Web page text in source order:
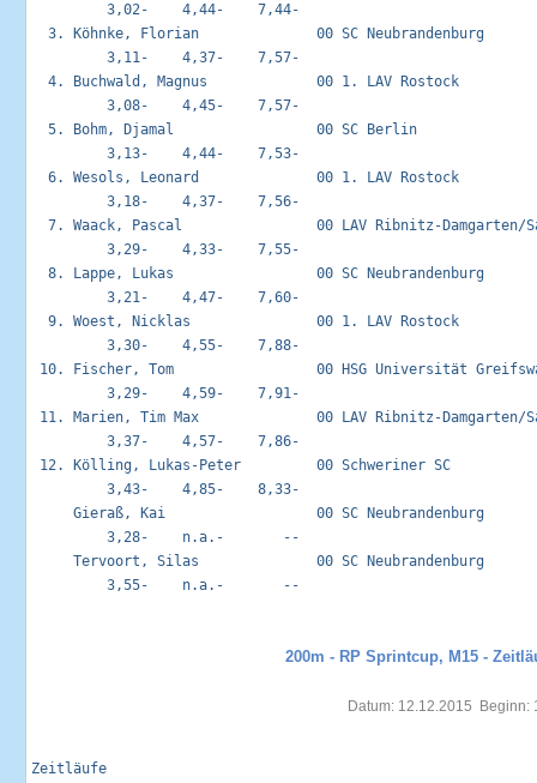
         3,02-    4,44-    7,44-
3. Köhnke, Florian              00 SC Neubrandenburg
         3,11-    4,37-    7,57-
4. Buchwald, Magnus             00 1. LAV Rostock
         3,08-    4,45-    7,57-
5. Bohm, Djamal                 00 SC Berlin
         3,13-    4,44-    7,53-
6. Wesols, Leonard              00 1. LAV Rostock
         3,18-    4,37-    7,56-
7. Waack, Pascal                00 LAV Ribnitz-Damgarten/
         3,29-    4,33-    7,55-
8. Lappe, Lukas                 00 SC Neubrandenburg
         3,21-    4,47-    7,60-
9. Woest, Nicklas               00 1. LAV Rostock
         3,30-    4,55-    7,88-
10. Fischer, Tom                 00 HSG Universität
         3,29-    4,59-    7,91-
11. Marien, Tim Max              00 LAV Ribnitz-Damgarten/
         3,37-    4,57-    7,86-
12. Kölling, Lukas-Peter         00 Schweriner SC
         3,43-    4,85-    8,33-
Gieraß, Kai                  00 SC
         3,28-    n.a.-       --
Tervoort, Silas              00 SC
         3,55-    n.a.-       --
200m - RP Sprintcup, M15 -
Datum: 12.12.2015  Beginn: